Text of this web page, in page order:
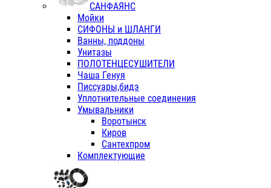
САНФАЯНС
Мойки
СИФОНЫ и ШЛАНГИ
Ванны, поддоны
Унитазы
ПОЛОТЕНЦЕСУШИТЕЛИ
Чаша Генуя
Писсуары,бидэ
Уплотнительные соединения
Умывальники
Воротынск
Киров
Сантехпром
Комплектующие